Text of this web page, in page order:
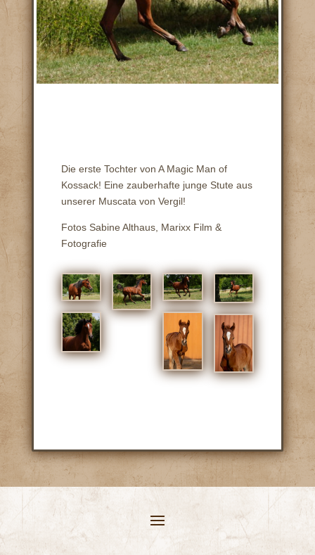
Die erste Tochter von A Magic Man of
Kossack! Eine zauberhafte junge Stute aus
unserer Muscata von Vergil!
Fotos Sabine Althaus, Marixx Film &
Fotografie